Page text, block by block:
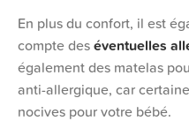
En plus du confort, il est
compte deséventuelles
également des matelas
anti-allergique, car
nocives pour votre bébé.